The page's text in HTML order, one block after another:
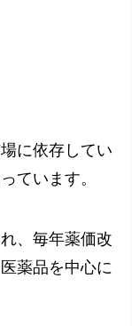
に依存してい
ています。
、毎年薬価改
薬品を中心に